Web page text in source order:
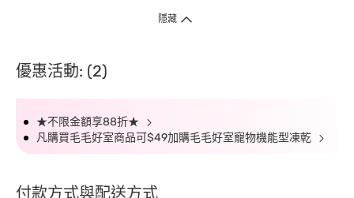
隱藏
優惠活動: (2)
★不限金額享88折★
凡購買毛毛好室商品可$49加購毛毛好室寵物機能型凍乾
付款方式與配送方式